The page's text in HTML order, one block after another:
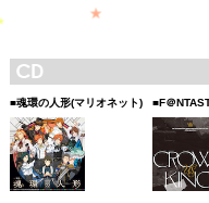
■魂環の人形(マリオネット) ■F＠